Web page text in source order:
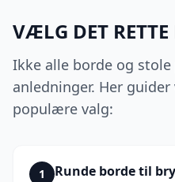
VÆLG DET
Ikke alle borde og
anledninger. Her
populære valg:
1 Runde borde til